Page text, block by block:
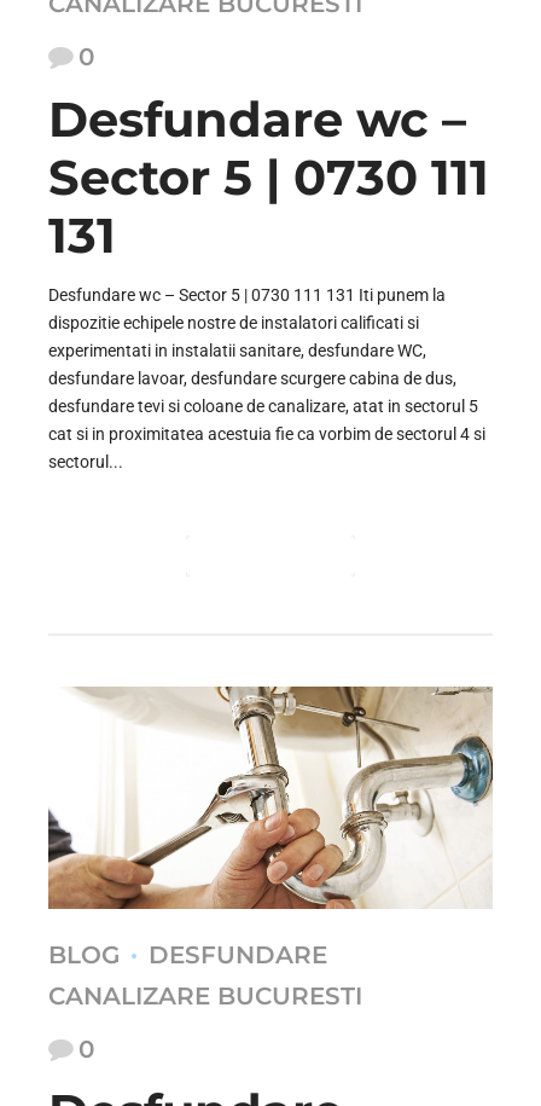
0
Desfundare wc –
Sector 5 | 0730 111
131
Desfundare wc – Sector 5 | 0730 111 131 Iti punem la
dispozitie echipele nostre de instalatori calificati si
experimentati in instalatii sanitare, desfundare WC,
desfundare lavoar, desfundare scurgere cabina de dus,
desfundare tevi si coloane de canalizare, atat in sectorul 5
cat si in proximitatea acestuia fie ca vorbim de sectorul 4 si
sectorul...
BLOG
DESFUNDARE
CANALIZARE BUCURESTI
0